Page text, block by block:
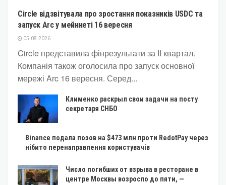
Circle відзвітувала про зростання показників USDC та
запуск Arc у мейннеті 16 вересня
05.08.2026
Circle представила фінрезультати за II квартал.
Компанія також оголосила про запуск основної
мережі Arc 16 вересня. Серед...
Клименко раскрыл свои задачи на посту
секретаря СНБО
Binance подала позов на $473 млн проти RedotPay через
нібито перенаправлення користувачів
Число погибших от взрыва в ресторане в
центре Москвы возросло до пяти, —